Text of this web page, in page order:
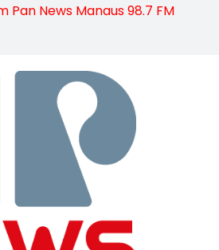
Pan News Manaus 98.7 FM